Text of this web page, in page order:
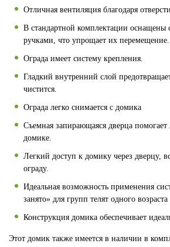
Отличная вентиляция благодаря
В стандартной комплектации оснащены
ручками, что упрощает их перемещение.
Ограда имеет систему крепления.
Гладкий внутренний слой
чистится.
Ограда легко снимается с домика
Съемная запирающаяся дверца помогает
домике.
Легкий доступ к домику через дверцу,
ограду.
Идеальная возможность применения
занято» для групп телят одного возраста
Конструкция домика обеспечивает
Этот домик также имеется в наличии в